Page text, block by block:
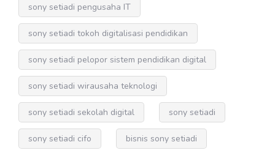
sony setiadi pengusaha IT
sony setiadi tokoh digitalisasi pendidikan
sony setiadi pelopor sistem pendidikan digital
sony setiadi wirausaha teknologi
sony setiadi sekolah digital sony setiadi
sony setiadi cifo bisnis sony setiadi